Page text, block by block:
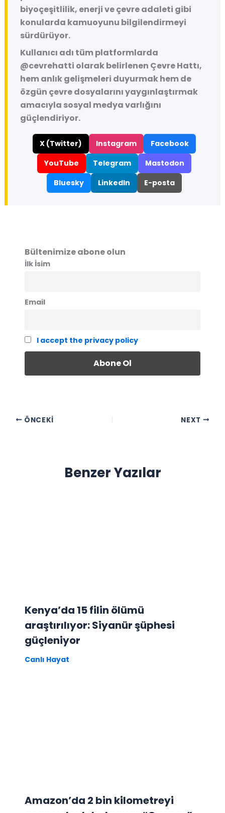
biyoçeşitlilik, enerji ve çevre adaleti gibi
konularda kamuoyunu bilgilendirmeyi
sürdürüyor.
Kullanıcı adı tüm platformlarda
@cevrehatti olarak belirlenen Çevre Hattı,
hem anlık gelişmeleri duyurmak hem de
özgün çevre dosyalarını yaygınlaştırmak
amacıyla sosyal medya varlığını
güçlendiriyor.
X (Twitter) Instagram
Facebook
YouTube
Telegram
Mastodon
Bluesky
LinkedIn E-posta
Bültenimize abone olun
İlk İsim
Email
I accept the privacy policy
ÖNCEKI NEXT
Benzer Yazılar
Kenya’da 15 filin ölümü
araştırılıyor: Siyanür şüphesi
güçleniyor
Canlı Hayat
Amazon’da 2 bin kilometreyi